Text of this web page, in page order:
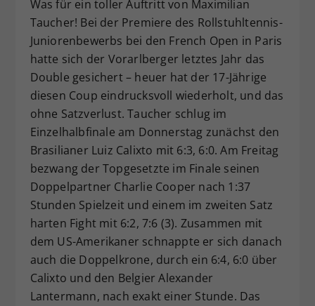
Was für ein toller Auftritt von Maximilian
Taucher! Bei der Premiere des Rollstuhltennis-
Juniorenbewerbs bei den French Open in Paris
hatte sich der Vorarlberger letztes Jahr das
Double gesichert – heuer hat der 17-Jährige
diesen Coup eindrucksvoll wiederholt, und das
ohne Satzverlust. Taucher schlug im
Einzelhalbfinale am Donnerstag zunächst den
Brasilianer Luiz Calixto mit 6:3, 6:0. Am Freitag
bezwang der Topgesetzte im Finale seinen
Doppelpartner Charlie Cooper nach 1:37
Stunden Spielzeit und einem im zweiten Satz
harten Fight mit 6:2, 7:6 (3). Zusammen mit
dem US-Amerikaner schnappte er sich danach
auch die Doppelkrone, durch ein 6:4, 6:0 über
Calixto und den Belgier Alexander
Lantermann, nach exakt einer Stunde. Das
Zweck
Dieser Wert speichert Ihre Consent-
zufällig generierte ID, für die
historische Speicherung Ihrer
vorgenommen Einstellungen, falls der
Webseiten-Betreiber dies eingestellt
hat.